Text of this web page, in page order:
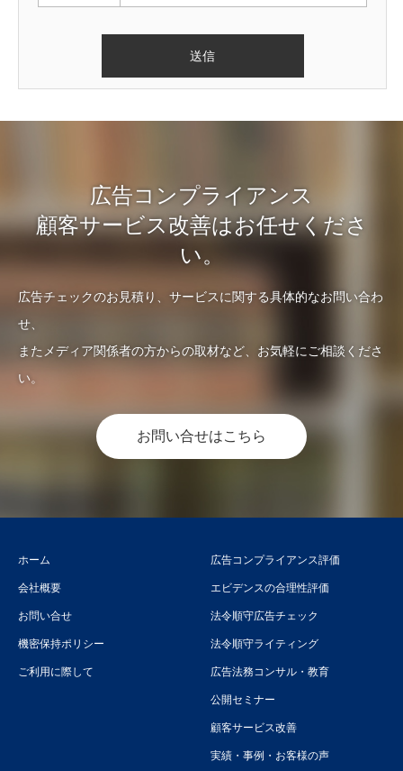
広告コンプライアンス
顧客サービス改善はお任せくださ
い。
広告チェックのお見積り、サービスに関する具体的なお問い合わ
せ、
またメディア関係者の方からの取材など、お気軽にご相談くださ
い。
お問い合せはこちら
ホーム
会社概要
お問い合せ
機密保持ポリシー
ご利用に際して
広告コンプライアンス評価
エビデンスの合理性評価
法令順守広告チェック
法令順守ライティング
広告法務コンサル・教育
公開セミナー
顧客サービス改善
実績・事例・お客様の声